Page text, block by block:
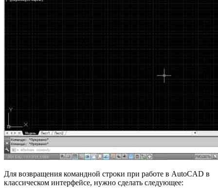
Для возвращения командной строки при работе в AutoCAD в
классическом интерфейсе, нужно сделать следующее: